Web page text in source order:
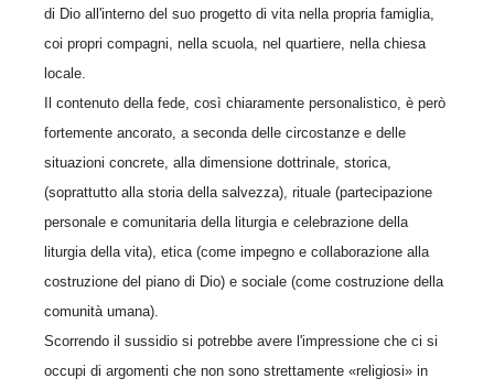
di Dio all'interno del suo progetto di vita nella propria famiglia,
coi propri compagni, nella scuola, nel quartiere, nella chiesa
locale.
Il contenuto della fede, così chiaramente personalistico, è però
fortemente ancorato, a seconda delle circostanze e delle
situazioni concrete, alla dimensione dottrinale, storica,
(soprattutto alla storia della salvezza), rituale (partecipazione
personale e comunitaria della liturgia e celebrazione della
liturgia della vita), etica (come impegno e collaborazione alla
costruzione del piano di Dio) e sociale (come costruzione della
comunità umana).
Scorrendo il sussidio si potrebbe avere l'impressione che ci si
occupi di argomenti che non sono strettamente «religiosi» in